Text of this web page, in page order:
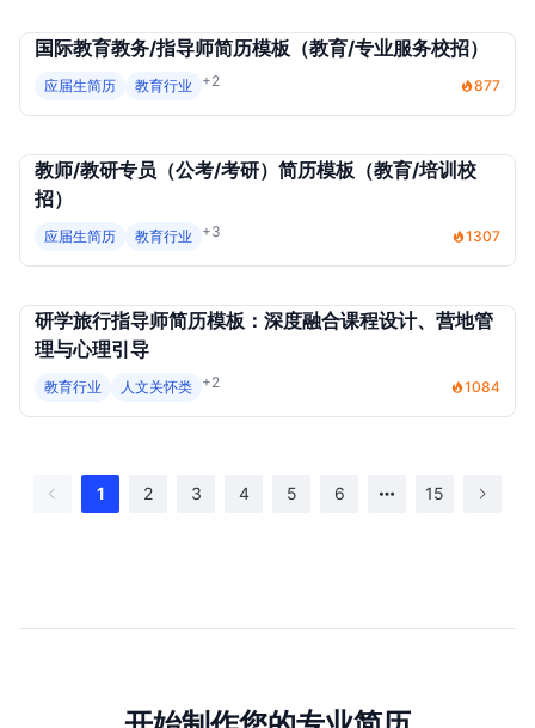
国际教育教务/指导师简历模板（教育/专业服务校招）
应届生简历 教育行业 +2 877
教师/教研专员（公考/考研）简历模板（教育/培训校
招）
应届生简历 教育行业 +3 1307
研学旅行指导师简历模板：深度融合课程设计、营地管
理与心理引导
教育行业 人文关怀类 +2 1084
1 2 3 4 5 6 15